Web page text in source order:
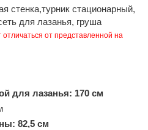
стенка,турник стационарный,
для лазанья, груша
от представленной на
для лазанья: 170 см
82,5 см